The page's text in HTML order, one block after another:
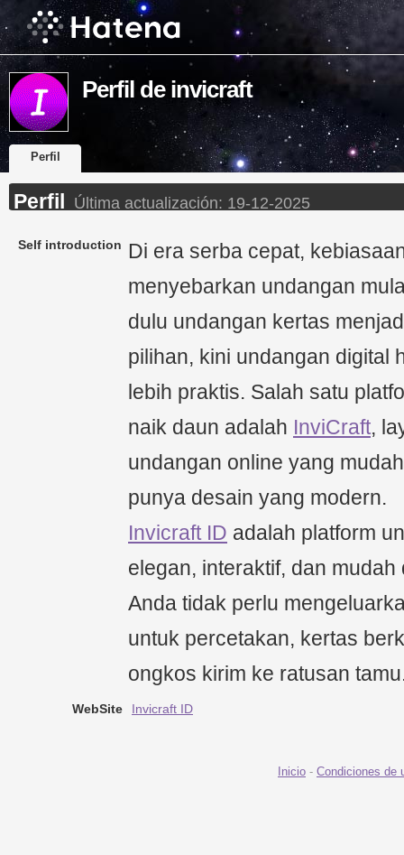
Perfil de invicraft
Perfil
Perfil Última actualización: 19-12-2025
Self introduction
Di era serba cepat,
menyebarkan undangan
dulu undangan kertas
pilihan, kini undangan digital
lebih praktis. Salah satu
naik daun adalah InviCraft,
undangan online yang
punya desain yang modern.
Invicraft ID adalah platform
elegan, interaktif, dan mudah
Anda tidak perlu
untuk percetakan, kertas
ongkos kirim ke ratusan
WebSite Invicraft ID
Inicio - Condiciones de